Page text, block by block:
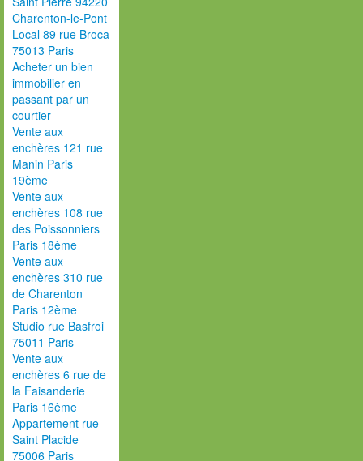
Charenton-le-Pont
Local 89 rue Broca
75013 Paris
Acheter un bien
immobilier en
passant par un
courtier
Vente aux
enchères 121 rue
Manin Paris
19ème
Vente aux
enchères 108 rue
des Poissonniers
Paris 18ème
Vente aux
enchères 310 rue
de Charenton
Paris 12ème
Studio rue Basfroi
75011 Paris
Vente aux
enchères 6 rue de
la Faisanderie
Paris 16ème
Appartement rue
Saint Placide
75006 Paris